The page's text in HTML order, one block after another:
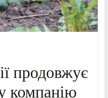
продовжує
компанію